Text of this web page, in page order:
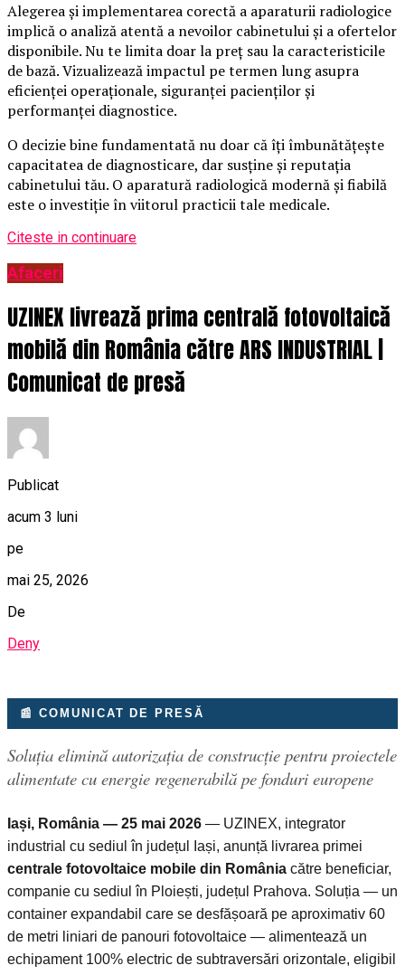
Alegerea și implementarea corectă a aparaturii radiologice
implică o analiză atentă a nevoilor cabinetului și a ofertelor
disponibile. Nu te limita doar la preț sau la caracteristicile
de bază. Vizualizează impactul pe termen lung asupra
eficienței operaționale, siguranței pacienților și
performanței diagnostice.
O decizie bine fundamentată nu doar că îți îmbunătățește
capacitatea de diagnosticare, dar susține și reputația
cabinetului tău. O aparatură radiologică modernă și fiabilă
este o investiție în viitorul practicii tale medicale.
Citeste in continuare
Afaceri
UZINEX livrează prima centrală fotovoltaică
mobilă din România către ARS INDUSTRIAL |
Comunicat de presă
Publicat
acum 3 luni
pe
mai 25, 2026
De
Deny
📰 COMUNICAT DE PRESĂ
Soluția elimină autorizația de construcție pentru proiectele
alimentate cu energie regenerabilă pe fonduri europene
Iași, România — 25 mai 2026 — UZINEX, integrator
industrial cu sediul în județul Iași, anunță livrarea primei
centrale fotovoltaice mobile din România către beneficiar,
companie cu sediul în Ploiești, județul Prahova. Soluția — un
container expandabil care se desfășoară pe aproximativ 60
de metri liniari de panouri fotovoltaice — alimentează un
echipament 100% electric de subtraversări orizontale, eligibil